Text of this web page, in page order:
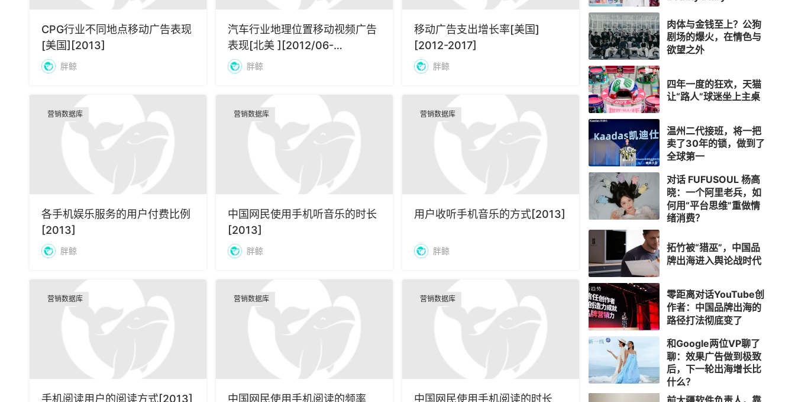
CPG行业不同地点移动广告表现
[美国][2013]
胖鲸
汽车行业地理位置移动视频广告
表现[北美 ][2012/06-
2013/09]
胖鲸
移动广告支出增长率[美国]
[2012-2017]
胖鲸
营销数据库
各手机娱乐服务的用户付费比例
[2013]
胖鲸
营销数据库
中国网民使用手机听音乐的时长
[2013]
胖鲸
营销数据库
用户收听手机音乐的方式[2013]
胖鲸
营销数据库
手机阅读用户的阅读方式[2013]
营销数据库
中国网民使用手机阅读的频率
营销数据库
中国网民使用手机阅读的时长
肉体与金钱至上？公狗
剧场的爆火，在情色与
欲望之外
四年一度的狂欢，天猫
让“路人”球迷坐上主桌
温州二代接班，将一把
卖了30年的锁，做到了
全球第一
对话 FUFUSOUL 杨高
晓：一个阿里老兵，如
何用“平台思维”重做情
绪消费？
拓竹被“猎巫”，中国品
牌出海进入舆论战时代
零距离对话YouTube创
作者：中国品牌出海的
路径打法彻底变了
和Google两位VP聊了
聊：效果广告做到极致
后，下一轮出海增长比
什么？